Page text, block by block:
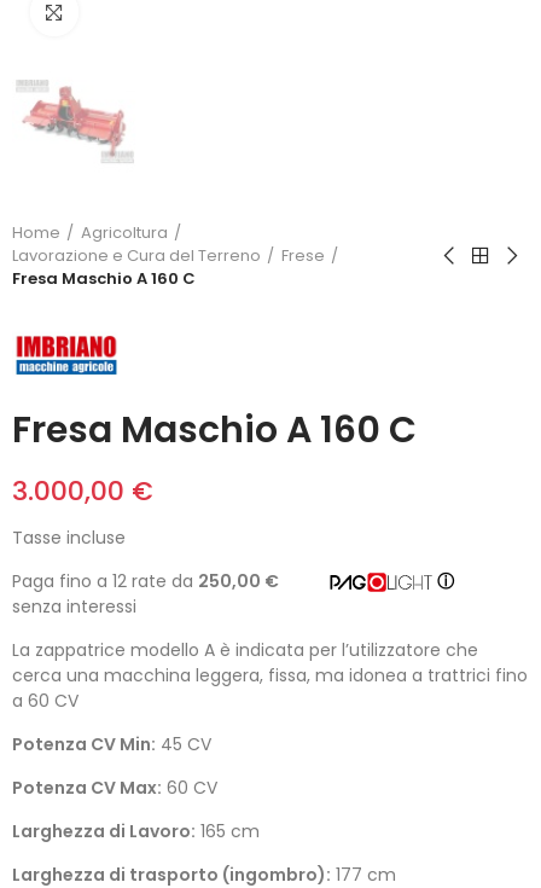
Home
Agricoltura
Lavorazione e Cura del Terreno
Frese
Fresa Maschio A 160 C
Fresa Maschio A 160 C
3.000,00 €
Tasse incluse
Paga fino a 12 rate da 250,00 €
senza interessi
ⓘ
La zappatrice modello A è indicata per l’utilizzatore che
cerca una macchina leggera, fissa, ma idonea a trattrici fino
a 60 CV
Potenza CV Min: 45 CV
Potenza CV Max: 60 CV
Larghezza di Lavoro: 165 cm
Larghezza di trasporto (ingombro): 177 cm